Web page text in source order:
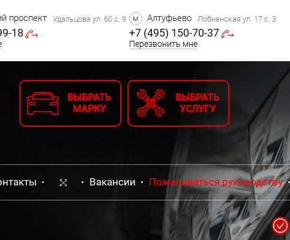
проспект Удальцова ул. 60 с. 9
18
м Алтуфьево Лобненская ул. 17 с. 3
+7 (495) 150-70-37
Перезвонить мне
ВЫБРАТЬ
МАРКУ
ВЫБРАТЬ
УСЛУГУ
Вакансии Пожаловаться руководству